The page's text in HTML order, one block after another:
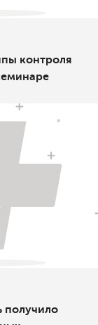
контроля
получило